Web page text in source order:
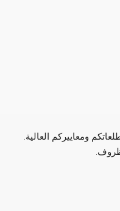
ومعاييركم العالية.